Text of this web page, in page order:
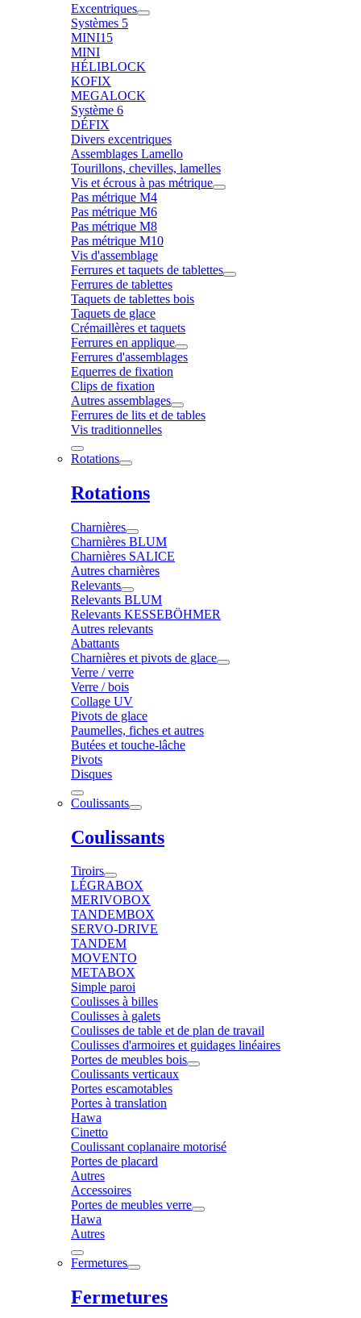
Excentriques
Systèmes 5
MINI15
MINI
HÉLIBLOCK
KOFIX
MEGALOCK
Système 6
DÉFIX
Divers excentriques
Assemblages Lamello
Tourillons, chevilles, lamelles
Vis et écrous à pas métrique
Pas métrique M4
Pas métrique M6
Pas métrique M8
Pas métrique M10
Vis d'assemblage
Ferrures et taquets de tablettes
Ferrures de tablettes
Taquets de tablettes bois
Taquets de glace
Crémaillères et taquets
Ferrures en applique
Ferrures d'assemblages
Equerres de fixation
Clips de fixation
Autres assemblages
Ferrures de lits et de tables
Vis traditionnelles
Rotations
Rotations
Charnières
Charnières BLUM
Charnières SALICE
Autres charnières
Relevants
Relevants BLUM
Relevants KESSEBÖHMER
Autres relevants
Abattants
Charnières et pivots de glace
Verre / verre
Verre / bois
Collage UV
Pivots de glace
Paumelles, fiches et autres
Butées et touche-lâche
Pivots
Disques
Coulissants
Coulissants
Tiroirs
LÉGRABOX
MERIVOBOX
TANDEMBOX
SERVO-DRIVE
TANDEM
MOVENTO
METABOX
Simple paroi
Coulisses à billes
Coulisses à galets
Coulisses de table et de plan de travail
Coulisses d'armoires et guidages linéaires
Portes de meubles bois
Coulissants verticaux
Portes escamotables
Portes à translation
Hawa
Cinetto
Coulissant coplanaire motorisé
Portes de placard
Autres
Accessoires
Portes de meubles verre
Hawa
Autres
Fermetures
Fermetures